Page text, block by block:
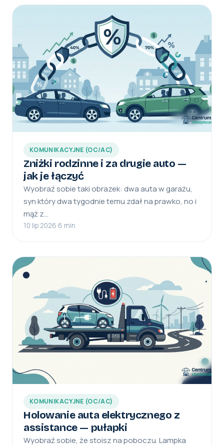
KOMUNIKACYJNE (OC/AC)
Zniżki rodzinne i za drugie auto —
jak je łączyć
Wyobraź sobie taki obrazek: dwa auta w garażu,
syn który dwa tygodnie temu zdał na prawko, no i
mąż z…
10 lip 2026·6 min
KOMUNIKACYJNE (OC/AC)
Holowanie auta elektrycznego z
assistance — pułapki
Wyobraź sobie, że stoisz na poboczu. Lampka